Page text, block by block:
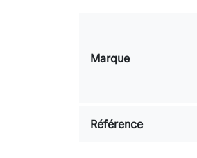
Marque
Référence